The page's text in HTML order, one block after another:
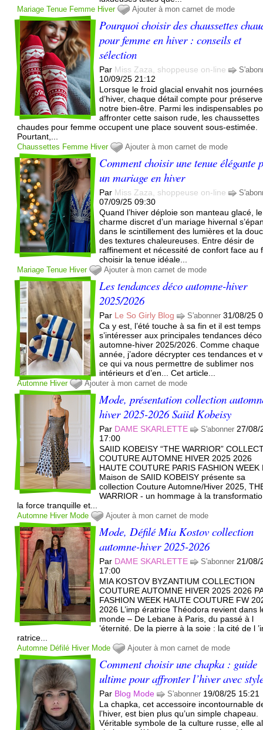
Mariage Tenue Femme Hiver Ajouter à mon carnet de mode
Pourquoi choisir des chaussettes
pour femme en hiver : conseils et
sélection
Par Miss Zaza, shoppeuse on-line
10/09/25 21:12
Lorsque le froid glacial envahit nos journées
d’hiver, chaque détail compte pour
notre bien-être. Parmi les indispensables
affronter cette saison rude, les chaussettes
chaudes pour femme occupent une place souvent sous-estimée.
Pourtant,...
Chaussettes Femme Hiver Ajouter à mon carnet de mode
Comment choisir une tenue élégante
un mariage en hiver
Par Miss Zaza, shoppeuse on-line
07/09/25 09:30
Quand l’hiver déploie son manteau glacé, le
charme discret d’un mariage hivernal
dans le scintillement des lumières et la
des textures chaleureuses. Entre désir de
raffinement et nécessité de confort face au
choisir la tenue idéale...
Mariage Tenue Hiver Ajouter à mon carnet de mode
Les tendances déco automne-hiver
2025/2026
Par Le So Girly Blog S'abonner 31/08/25
Ca y est, l’été touche à sa fin et il est temps
s’intéresser aux principales tendances déco
automne-hiver 2025/2026. Comme chaque
année, j’adore décrypter ces tendances et
ce qui va nous permettre de sublimer nos
intérieurs et d’en... Cet article...
Automne Hiver Ajouter à mon carnet de mode
Mode, présentation collection
hiver 2025-2026 Saiid Kobeisy
Par DAME SKARLETTE S'abonner 27/08/
17:00
SAIID KOBEISY “THE WARRIOR”
COUTURE AUTOMNE HIVER 2025 2026
HAUTE COUTURE PARIS FASHION WEEK
Maison de SAIID KOBEISY présente sa
collection Couture Automne/Hiver 2025,
WARRIOR - un hommage à la
la force tranquille et...
Automne Hiver Mode Ajouter à mon carnet de mode
Mode, Défilé Mia Kostov collection
automne-hiver 2025-2026
Par DAME SKARLETTE S'abonner 21/08/
17:00
MIA KOSTOV BYZANTIUM COLLECTION
COUTURE AUTOMNE HIVER 2025 2026
FASHION WEEK HAUTE COUTURE FW
2026 L’imp ératrice Théodora revient dans
monde – De Lebane à Paris, du passé à l
’éternité. De la pierre à la soie : la cité de l
ratrice...
Automne Défilé Hiver Mode Ajouter à mon carnet de mode
Comment choisir une chapka : guide
ultime pour affronter l’hiver avec
Par Blog Mode S'abonner 19/08/25 15:21
La chapka, cet accessoire incontournable
l’hiver, est bien plus qu’un simple chapeau.
Véritable symbole de la culture russe, elle